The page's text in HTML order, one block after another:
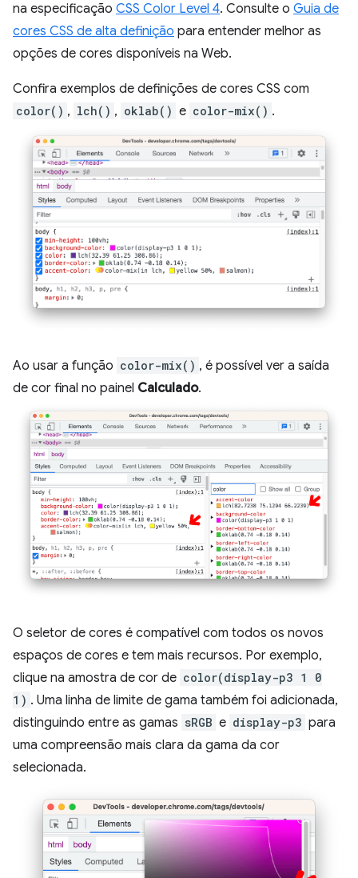
na especificação CSS Color Level 4. Consulte o Guia de
cores CSS de alta definição para entender melhor as
opções de cores disponíveis na Web.
Confira exemplos de definições de cores CSS com
color() , lch() , oklab() e color-mix() .
Ao usar a função color-mix() , é possível ver a saída
de cor final no painel Calculado.
O seletor de cores é compatível com todos os novos
espaços de cores e tem mais recursos. Por exemplo,
clique na amostra de cor de color(display-p3 1 0
1) . Uma linha de limite de gama também foi adicionada,
distinguindo entre as gamas sRGB e display-p3 para
uma compreensão mais clara da gama da cor
selecionada.